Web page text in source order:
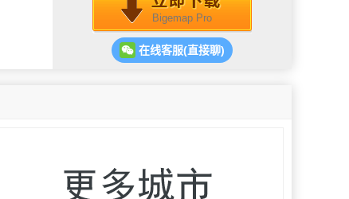
Bigemap Pro
在线客服(直接聊)